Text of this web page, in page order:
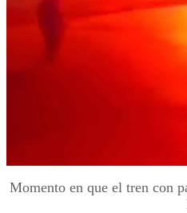
Momento en que el tren con